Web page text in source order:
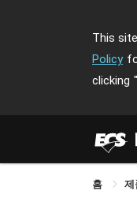
This
Policy
clicking
홈 제